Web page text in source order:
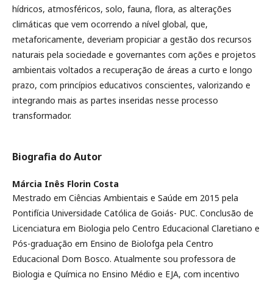
hídricos, atmosféricos, solo, fauna, flora, as alterações
climáticas que vem ocorrendo a nível global, que,
metaforicamente, deveriam propiciar a gestão dos recursos
naturais pela sociedade e governantes com ações e projetos
ambientais voltados a recuperação de áreas a curto e longo
prazo, com princípios educativos conscientes, valorizando e
integrando mais as partes inseridas nesse processo
transformador.
Biografia do Autor
Márcia Inês Florin Costa
Mestrado em Ciências Ambientais e Saúde em 2015 pela
Pontifícia Universidade Católica de Goiás- PUC. Conclusão de
Licenciatura em Biologia pelo Centro Educacional Claretiano e
Pós-graduação em Ensino de Biolofga pela Centro
Educacional Dom Bosco. Atualmente sou professora de
Biologia e Química no Ensino Médio e EJA, com incentivo